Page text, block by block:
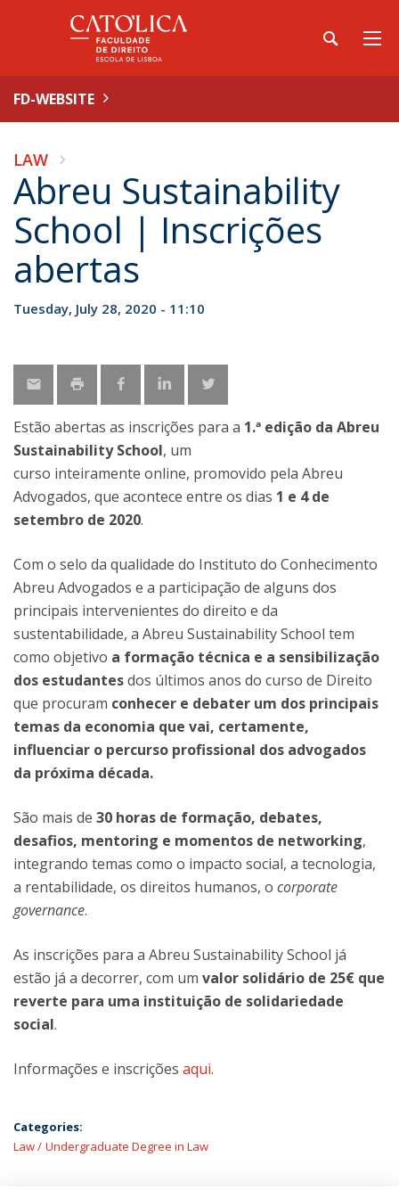
FD-WEBSITE
LAW
Abreu Sustainability
School | Inscrições
abertas
Tuesday, July 28, 2020 - 11:10
Estão abertas as inscrições para a 1.ª edição da Abreu
Sustainability School, um
curso inteiramente online, promovido pela Abreu
Advogados, que acontece entre os dias 1 e 4 de
setembro de 2020.
Com o selo da qualidade do Instituto do Conhecimento
Abreu Advogados e a participação de alguns dos
principais intervenientes do direito e da
sustentabilidade, a Abreu Sustainability School tem
como objetivo a formação técnica e a sensibilização
dos estudantesdos últimos anos do curso de Direito
que procuram conhecer e debater um dos principais
temas da economia que vai, certamente,
influenciar o percurso profissional dos advogados
da próxima década.
São mais de 30 horas de formação, debates,
desafios, mentoring e momentos de networking,
integrando temas como o impacto social, a tecnologia,
a rentabilidade, os direitos humanos, o corporate
governance.
As inscrições para a Abreu Sustainability School já
estão já a decorrer, com um valor solidário de 25€ que
reverte para uma instituição de solidariedade
social.
Informações e inscrições aqui.
Categories:
Law
Undergraduate Degree in Law